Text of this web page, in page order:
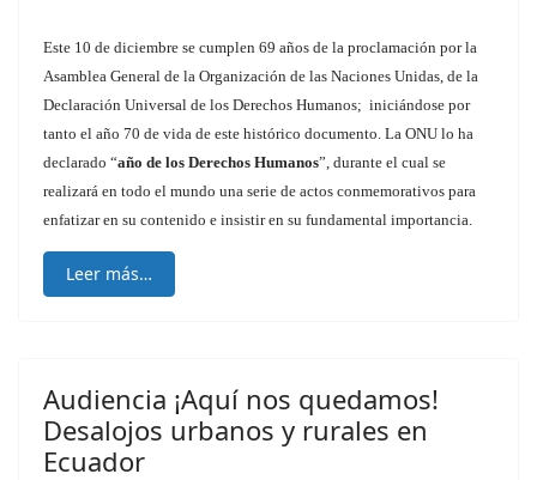
Este 10 de diciembre se cumplen 69 años de la proclamación por la
Asamblea General de la Organización de las Naciones Unidas, de la
Declaración Universal de los Derechos Humanos; iniciándose por
tanto el año 70 de vida de este histórico documento. La ONU lo ha
declarado “año de los Derechos Humanos”, durante el cual se
realizará en todo el mundo una serie de actos conmemorativos para
enfatizar en su contenido e insistir en su fundamental importancia.
Leer más…
Audiencia ¡Aquí nos quedamos!
Desalojos urbanos y rurales en
Ecuador